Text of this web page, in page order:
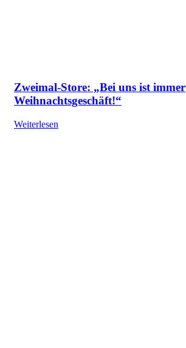
Zweimal-Store: „Bei uns ist immer
Weihnachtsgeschäft!“
Weiterlesen